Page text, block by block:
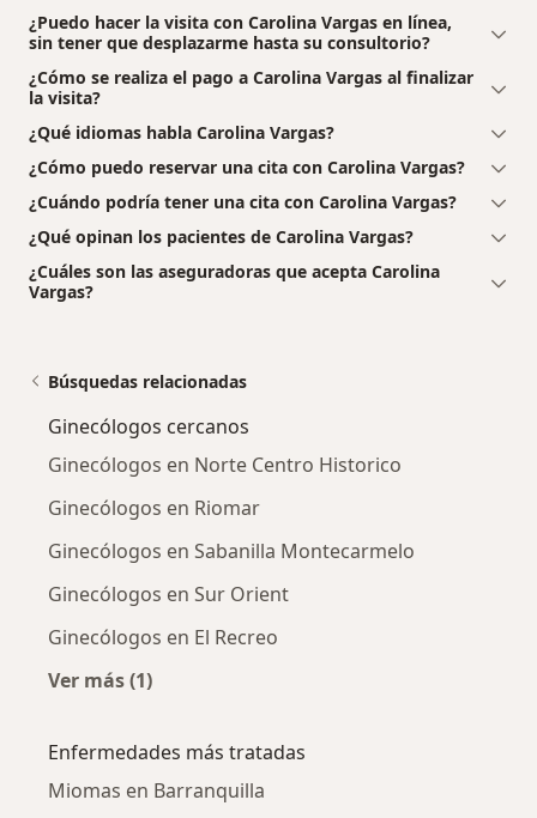
¿Puedo hacer la visita con Carolina Vargas en línea,
sin tener que desplazarme hasta su consultorio?
¿Cómo se realiza el pago a Carolina Vargas al finalizar
la visita?
¿Qué idiomas habla Carolina Vargas?
¿Cómo puedo reservar una cita con Carolina Vargas?
¿Cuándo podría tener una cita con Carolina Vargas?
¿Qué opinan los pacientes de Carolina Vargas?
¿Cuáles son las aseguradoras que acepta Carolina
Vargas?
Búsquedas relacionadas
Ginecólogos cercanos
Ginecólogos en Norte Centro Historico
Ginecólogos en Riomar
Ginecólogos en Sabanilla Montecarmelo
Ginecólogos en Sur Orient
Ginecólogos en El Recreo
Ver más (1)
Enfermedades más tratadas
Miomas en Barranquilla